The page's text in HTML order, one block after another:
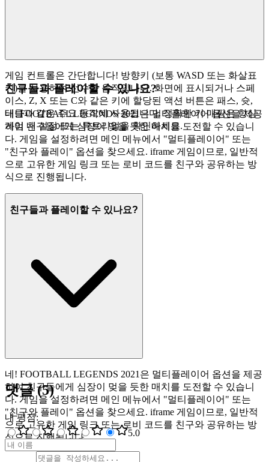
게임 컨트롤은 간단합니다! 방향키 (보통 WASD 또는 화살표
키)를 사용하여 선수를 움직입니다. 화면에 표시되거나 스페
이스, Z, X 또는 C와 같은 키에 할당된 액션 버튼은 패스, 슛,
태클과 같은 주요 동작에 사용됩니다. 정확한 키 매핑은 항상
게임 내 설정 또는 튜토리얼을 확인하세요.
친구들과 플레이할 수 있나요?
네! FOOTBALL LEGENDS 2021은 멀티플레이어 옵션을 제공
하여 친구들에게 심장이 멎을 듯한 매치를 도전할 수 있습니
다. 게임을 설정하려면 메인 메뉴에서 "멀티플레이어" 또는
"친구와 플레이" 옵션을 찾으세요. iframe 게임이므로, 일반적
으로 고유한 게임 링크 또는 로비 코드를 친구와 공유하는 방
식으로 진행됩니다.
친구들과 플레이할 수 있나요?
네! FOOTBALL LEGENDS 2021은 멀티플레이어 옵션을 제공
하여 친구들에게 심장이 멎을 듯한 매치를 도전할 수 있습니
다. 게임을 설정하려면 메인 메뉴에서 "멀티플레이어" 또는
"친구와 플레이" 옵션을 찾으세요. iframe 게임이므로, 일반적
으로 고유한 게임 링크 또는 로비 코드를 친구와 공유하는 방
식으로 진행됩니다.
댓글(5)
내 평점:
5.0